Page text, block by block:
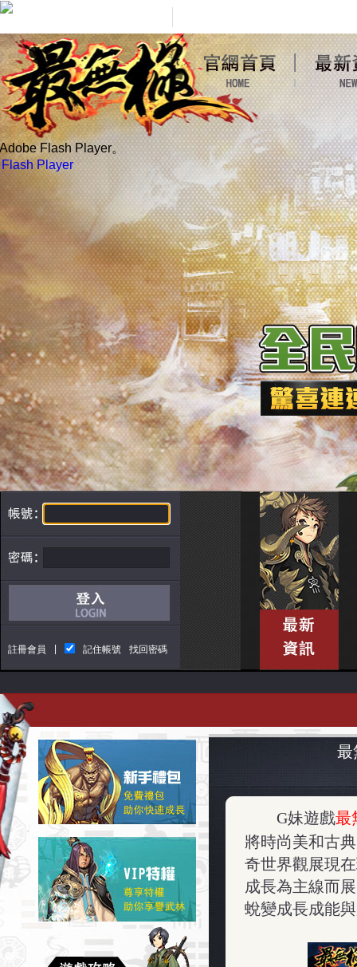
Flash Player。
Player
註冊會員 記住帳號 找回密碼
最
G妹遊戲最
將時尚美和古
奇世界觀展現
成長為主線而
蛻變成長成能